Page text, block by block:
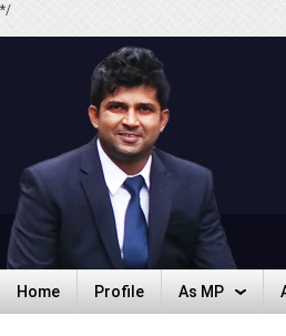
*/
Home
Home
Profile
Profile
As MP
As MP